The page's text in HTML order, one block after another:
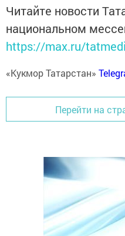
Читайте новости
национальном
https://max.ru/
«Кукмор Татарстан»
Перейти на